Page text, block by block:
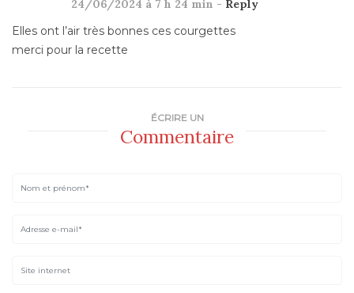
24/06/2024 à 7 h 24 min - Reply
Elles ont l’air très bonnes ces courgettes
merci pour la recette
ÉCRIRE UN
Commentaire